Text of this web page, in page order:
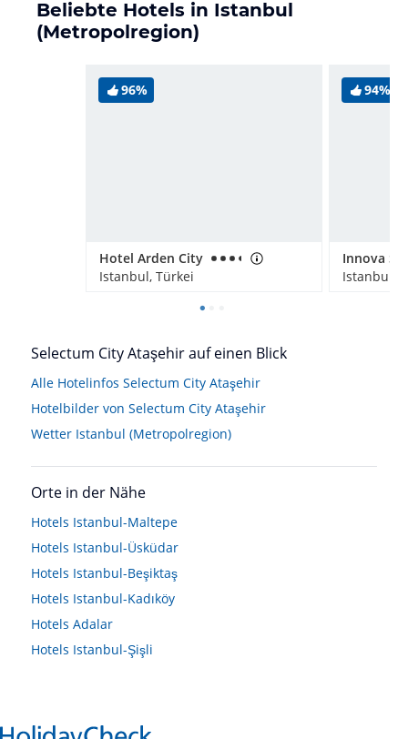
Beliebte Hotels in Istanbul
(Metropolregion)
96%
Hotel Arden City
Istanbul, Türkei
94%
Istanbul,
Selectum City Ataşehir auf einen Blick
Alle Hotelinfos Selectum City Ataşehir
Hotelbilder von Selectum City Ataşehir
Wetter Istanbul (Metropolregion)
Orte in der Nähe
Hotels Istanbul-Maltepe
Hotels Istanbul-Üsküdar
Hotels Istanbul-Beşiktaş
Hotels Istanbul-Kadıköy
Hotels Adalar
Hotels Istanbul-Şişli